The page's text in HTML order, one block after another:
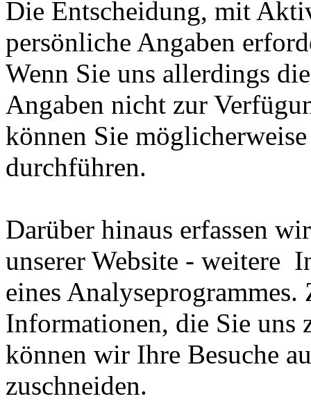
Die Entscheidung, mit
persönliche Angaben
Wenn Sie uns allerdings
Angaben nicht zur
können Sie
durchführen.
Darüber hinaus erfassen
unserer Website - weitere
eines Analyseprogrammes.
Informationen, die Sie uns
können wir Ihre Besuche
zuschneiden.